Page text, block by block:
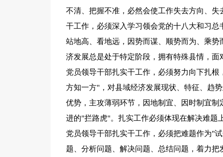
不清、把握不准，必然会使工作失去方向、
干工作，必须深入学习领会党的十八大和习
站地高、看地远，因势而谋、顺势而为、乘
济发展总是处于特定阶段，拥有特殊县情，面
党员领导干部扎实干工作，必须努力向下扎
方知一方"，对县域经济发展现状、特征、趋
优势，主攻薄弱环节，因地制宜、因时制宜
进的"拦路虎"。扎实工作必须体现在解决难题
党员领导干部扎实干工作，必须把难题作为"
题、分析问题、解决问题、总结问题，着力